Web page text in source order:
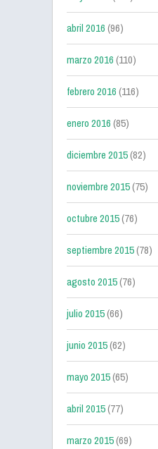
abril 2016(96)
marzo 2016(110)
febrero 2016(116)
enero 2016(85)
diciembre 2015(82)
noviembre 2015(75)
octubre 2015(76)
septiembre 2015(78)
agosto 2015(76)
julio 2015(66)
junio 2015(62)
mayo 2015(65)
abril 2015(77)
marzo 2015(69)